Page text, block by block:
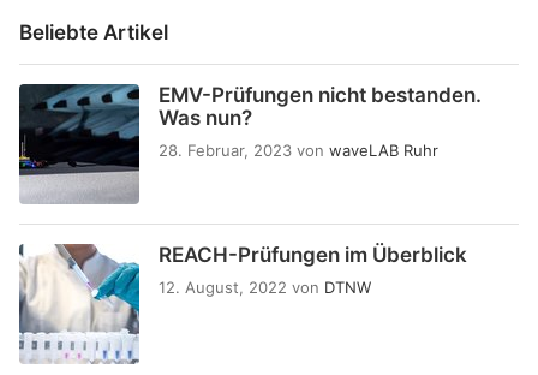
Beliebte Artikel
EMV-Prüfungen nicht bestanden.
Was nun?
28. Februar, 2023 von waveLAB Ruhr
REACH-Prüfungen im Überblick
12. August, 2022 von DTNW